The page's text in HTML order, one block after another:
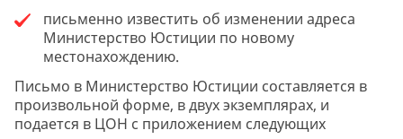
письменно известить об изменении адреса
Министерство Юстиции по новому
местонахождению.
Письмо в Министерство Юстиции составляется в
произвольной форме, в двух экземплярах, и
подается в ЦОН с приложением следующих